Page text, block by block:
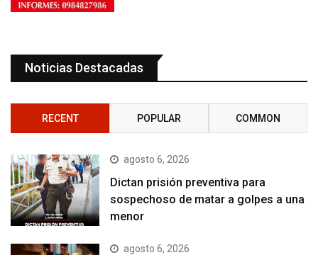
Noticias Destacadas
RECENT POPULAR COMMON
agosto 6, 2026
Dictan prisión preventiva para
sospechoso de matar a golpes a una
menor
agosto 6, 2026